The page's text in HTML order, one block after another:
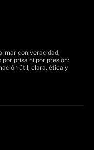
con veracidad,
prisa ni por presión:
útil, clara, ética y